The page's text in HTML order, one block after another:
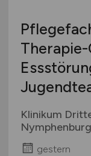
Klinikum
Nymphenburg
gestern